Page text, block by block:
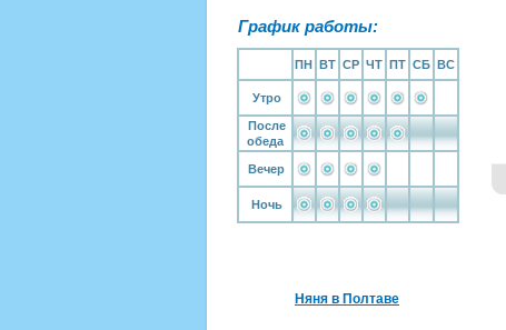
График работы:
ПН ВТ СР ЧТ ПТ СБ ВС
Утро
После
обеда
Вечер
Ночь
Няня в Полтаве